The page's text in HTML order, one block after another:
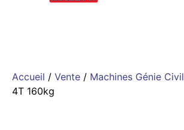
Accueil / Vente / Machines Génie Civil
4T 160kg